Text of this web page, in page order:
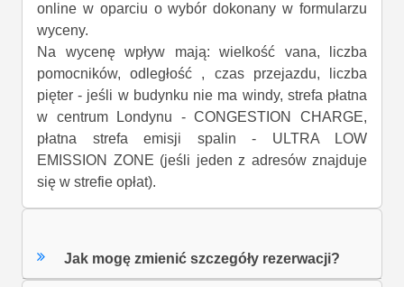
online w oparciu o wybór dokonany w formularzu
wyceny.
Na wycenę wpływ mają: wielkość vana, liczba
pomocników, odległość , czas przejazdu, liczba
pięter - jeśli w budynku nie ma windy, strefa płatna
w centrum Londynu - CONGESTION CHARGE,
płatna strefa emisji spalin - ULTRA LOW
EMISSION ZONE (jeśli jeden z adresów znajduje
się w strefie opłat).
Jak mogę zmienić szczegóły rezerwacji?